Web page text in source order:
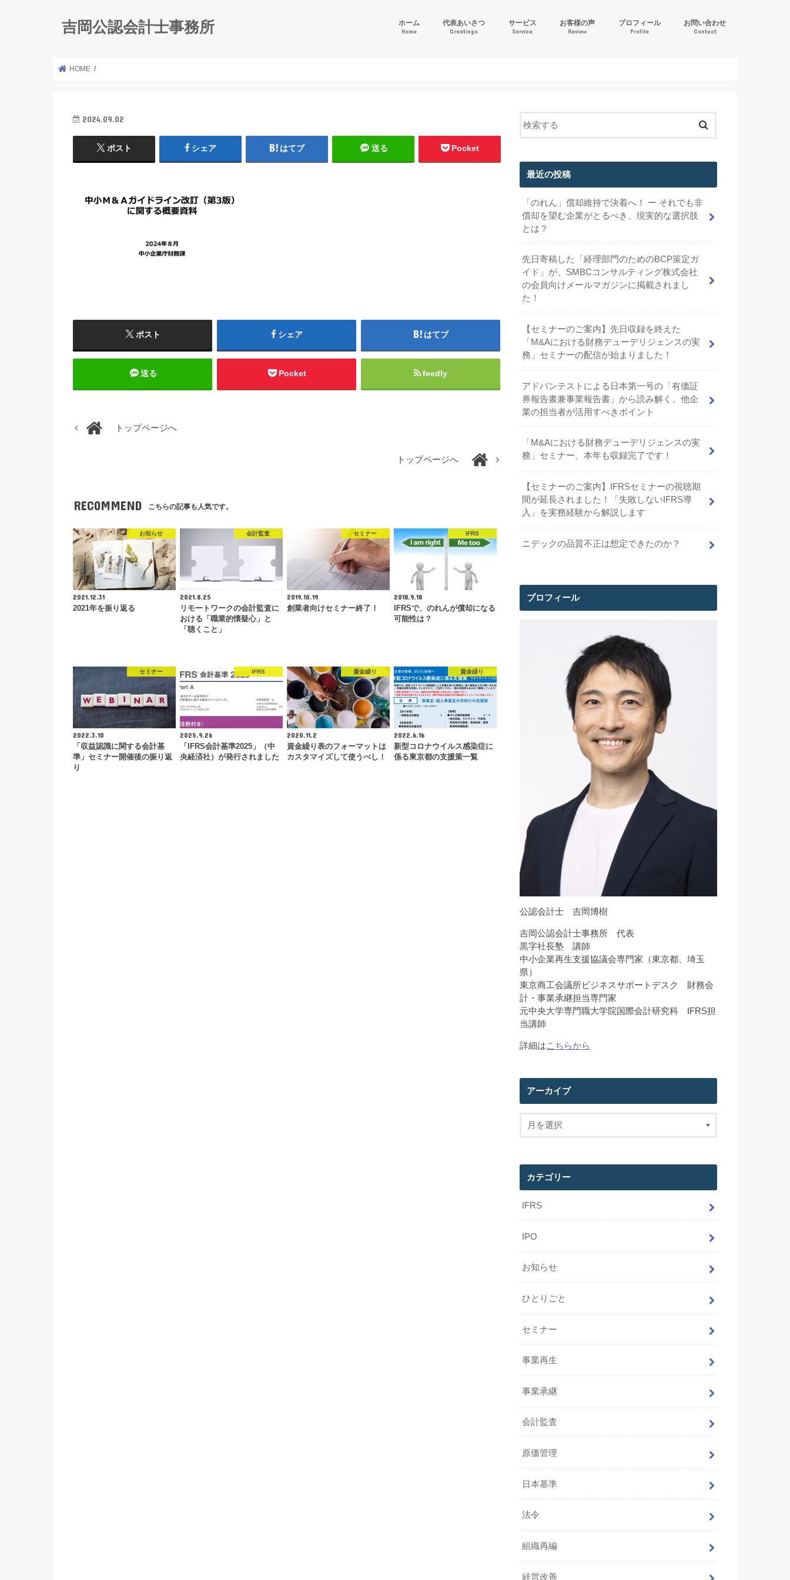
吉岡公認会計士事務所 ホーム
Home
代表あいさつ
Greetings
サービス
Service
お客様の声
Review
プロフィール
Profile
お問い合わせ
Contact
HOME
2024.09.02
ポスト シェア はてブ 送る Pocket
ポスト シェア はてブ
送る Pocket feedly
トップページへ
トップページへ
RECOMMEND こちらの記事も人気です。
お知らせ
2021.12.31
2021年を振り返る
会計監査
2021.8.25
リモートワークの会計監査に
おける「職業的懐疑心」と
「聴くこと」
セミナー
2019.10.19
創業者向けセミナー終了！
IFRS
2018.9.18
IFRSで、のれんが償却になる
可能性は？
セミナー
2022.3.10
「収益認識に関する会計基
準」セミナー開催後の振り返
り
IFRS
2025.9.26
「IFRS会計基準2025」（中
央経済社）が発行されました
資金繰り
2020.11.2
資金繰り表のフォーマットは
カスタマイズして使うべし！
資金繰り
2022.6.16
新型コロナウイルス感染症に
係る東京都の支援策一覧
最近の投稿
「のれん」償却維持で決着へ！ ー それでも非
償却を望む企業がとるべき、現実的な選択肢
とは？
先日寄稿した「経理部門のためのBCP策定ガ
イド」が、SMBCコンサルティング株式会社
の会員向けメールマガジンに掲載されまし
た！
【セミナーのご案内】先日収録を終えた
「M&Aにおける財務デューデリジェンスの実
務」セミナーの配信が始まりました！
アドバンテストによる日本第一号の「有価証
券報告書兼事業報告書」から読み解く、他企
業の担当者が活用すべきポイント
「M&Aにおける財務デューデリジェンスの実
務」セミナー、本年も収録完了です！
【セミナーのご案内】IFRSセミナーの視聴期
間が延長されました！「失敗しないIFRS導
入」を実務経験から解説します
ニデックの品質不正は想定できたのか？
プロフィール
公認会計士 吉岡博樹
吉岡公認会計士事務所 代表
黒字社長塾 講師
中小企業再生支援協議会専門家（東京都、埼玉
県）
東京商工会議所ビジネスサポートデスク 財務会
計・事業承継担当専門家
元中央大学専門職大学院国際会計研究科 IFRS担
当講師
詳細はこちらから
アーカイブ
カテゴリー
IFRS
IPO
お知らせ
ひとりごと
セミナー
事業再生
事業承継
会計監査
原価管理
日本基準
法令
組織再編
経営改善